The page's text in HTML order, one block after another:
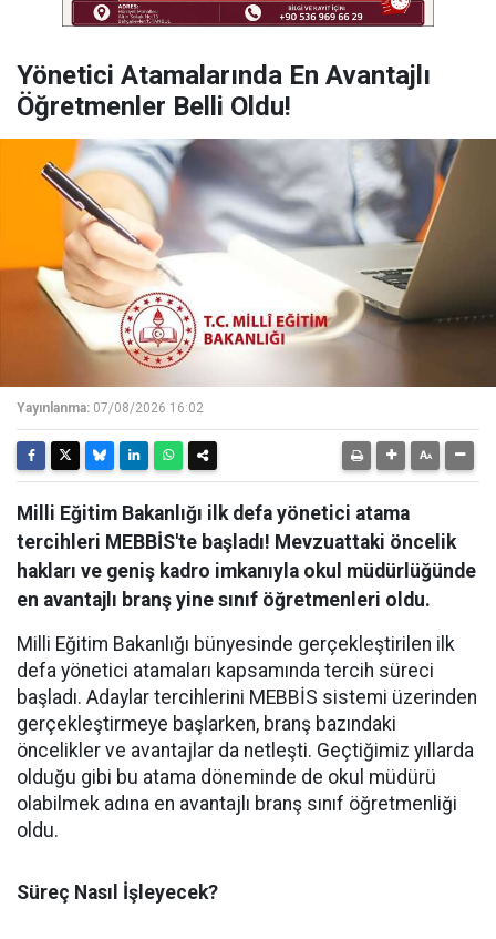
Yönetici Atamalarında En Avantajlı
Öğretmenler Belli Oldu!
Yayınlanma: 07/08/2026 16:02
Milli Eğitim Bakanlığı ilk defa yönetici atama
tercihleri MEBBİS'te başladı! Mevzuattaki öncelik
hakları ve geniş kadro imkanıyla okul müdürlüğünde
en avantajlı branş yine sınıf öğretmenleri oldu.
​Milli Eğitim Bakanlığı bünyesinde gerçekleştirilen ilk
defa yönetici atamaları kapsamında tercih süreci
başladı. Adaylar tercihlerini MEBBİS sistemi üzerinden
gerçekleştirmeye başlarken, branş bazındaki
öncelikler ve avantajlar da netleşti. Geçtiğimiz yıllarda
olduğu gibi bu atama döneminde de okul müdürü
olabilmek adına en avantajlı branş sınıf öğretmenliği
oldu.
​Süreç Nasıl İşleyecek?